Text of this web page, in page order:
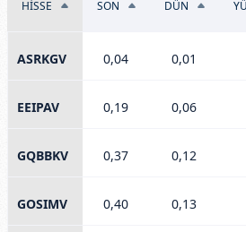
HİSSE SON DÜN
ASRKGV 0,04 0,01
EEIPAV 0,19 0,06
GQBBKV 0,37 0,12
GOSIMV 0,40 0,13